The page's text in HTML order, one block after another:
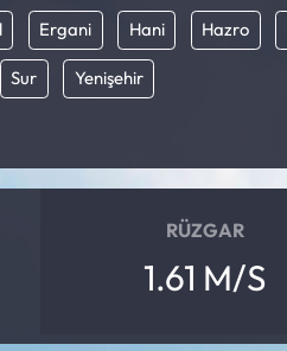
Ergani Hani Hazro
Sur Yenişehir
RÜZGAR
1.61 M/S